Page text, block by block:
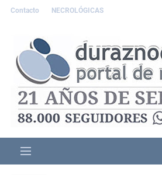
Contacto NECROLÓGICAS